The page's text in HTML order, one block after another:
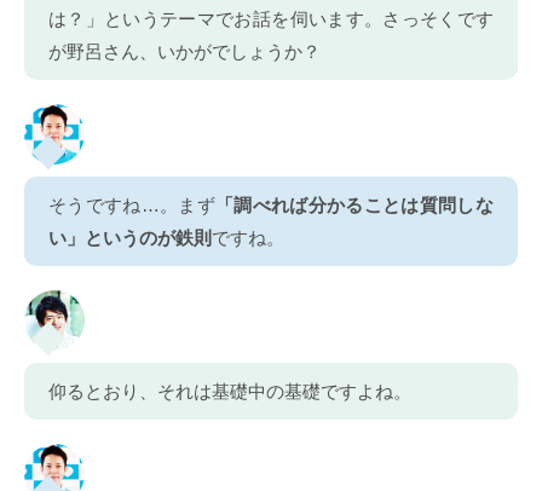
は？」というテーマでお話を伺います。さっそくです
が野呂さん、いかがでしょうか？
そうですね…。まず 「調べれば分かることは質問しな
い」というのが鉄則 ですね。
仰るとおり、それは基礎中の基礎ですよね。